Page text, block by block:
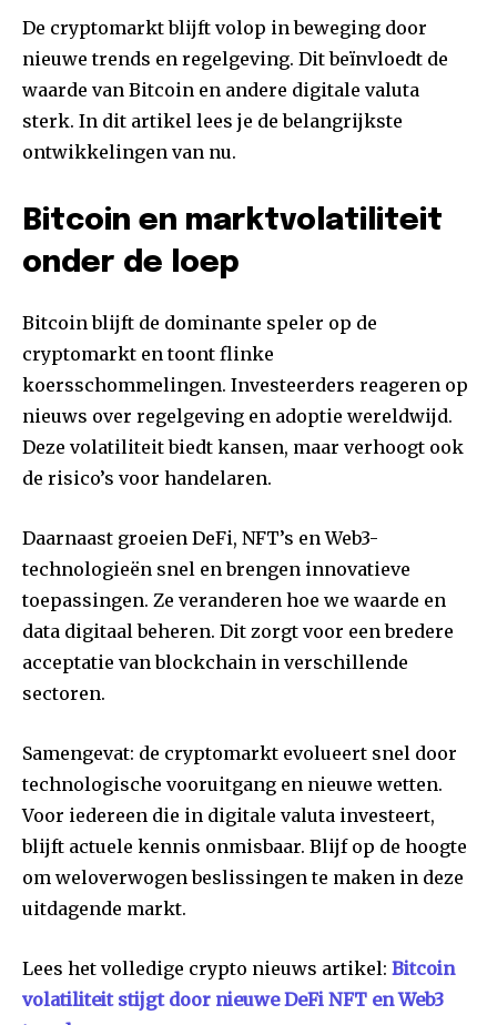
De cryptomarkt blijft volop in beweging door
nieuwe trends en regelgeving. Dit beïnvloedt de
waarde van Bitcoin en andere digitale valuta
sterk. In dit artikel lees je de belangrijkste
ontwikkelingen van nu.
Bitcoin en marktvolatiliteit
onder de loep
Bitcoin blijft de dominante speler op de
cryptomarkt en toont flinke
koersschommelingen. Investeerders reageren op
nieuws over regelgeving en adoptie wereldwijd.
Deze volatiliteit biedt kansen, maar verhoogt ook
de risico’s voor handelaren.
Daarnaast groeien DeFi, NFT’s en Web3-
technologieën snel en brengen innovatieve
toepassingen. Ze veranderen hoe we waarde en
data digitaal beheren. Dit zorgt voor een bredere
acceptatie van blockchain in verschillende
sectoren.
Samengevat: de cryptomarkt evolueert snel door
technologische vooruitgang en nieuwe wetten.
Voor iedereen die in digitale valuta investeert,
blijft actuele kennis onmisbaar. Blijf op de hoogte
om weloverwogen beslissingen te maken in deze
uitdagende markt.
Lees het volledige crypto nieuws artikel: Bitcoin
volatiliteit stijgt door nieuwe DeFi NFT en Web3